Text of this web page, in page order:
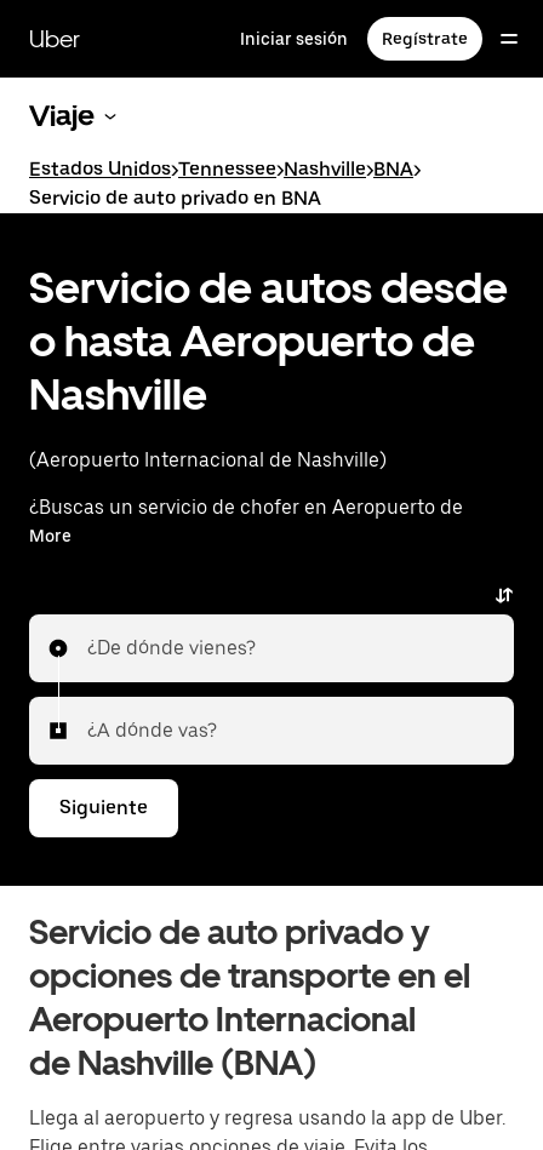
contenido
principal
Uber Iniciar sesión Regístrate
Viaje
Estados Unidos>Tennessee>Nashville>BNA>
Servicio de auto privado en BNA
Servicio de autos desde
o hasta Aeropuerto de
Nashville
(Aeropuerto Internacional de Nashville)
¿Buscas un servicio de chofer en Aeropuerto de
Nashville? Mejor vive una experiencia premium con
profesionales y un servicio excepcional. Ya sea que
vayas a la ciudad o hagas conexión a otro
aeropuerto, Uber Black brinda una experiencia de
viaje confiable y superior. Cuéntanos sobre tu viaje y
te informaremos cuáles son las mejores opciones
para ir o salir del aeropuerto.
More
¿De dónde vienes?
¿A dónde vas?
Siguiente
Servicio de auto privado y
opciones de transporte en el
Aeropuerto Internacional
de Nashville (BNA)
Llega al aeropuerto y regresa usando la app de Uber.